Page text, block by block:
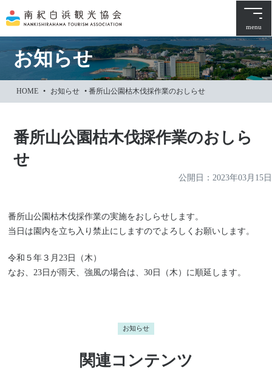
文
に
ス
ッ
menu
お知らせ
HOME • お知らせ •番所山公園枯木伐採作業のおしらせ
番所山公園枯木伐採作業のおしら
せ
公開日： 2023年03月15日
番所山公園枯木伐採作業の実施をおしらせします。
当日は園内を立ち入り禁止にしますのでよろしくお願いします。
令和５年３月23日（木）
なお、23日が雨天、強風の場合は、30日（木）に順延します。
お知らせ
関連コンテンツ